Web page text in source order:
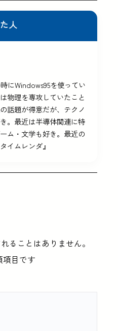
人
にWindows95を使ってい
物理を専攻していたこと
話題が得意だが、テクノ
。最近は半導体関連に特
ム・文学も好き。最近の
イムレンダ』
ることはありません。
項目です